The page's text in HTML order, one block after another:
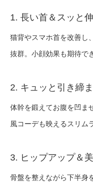
1. 長い首＆スッと
猫背やスマホ首を改善し
抜群。小顔効果も期待で
2. キュッと引き締
体幹を鍛えてお腹を凹ま
風コーデも映えるスリム
3. ヒップアップ＆
骨盤を整えながら下半身